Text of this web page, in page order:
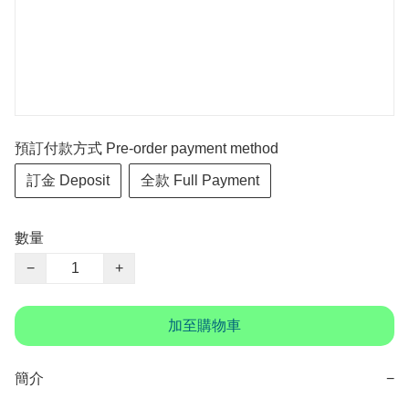
預訂付款方式 Pre-order payment method
訂金 Deposit 全款 Full Payment
數量
−
+
加至購物車
簡介 −